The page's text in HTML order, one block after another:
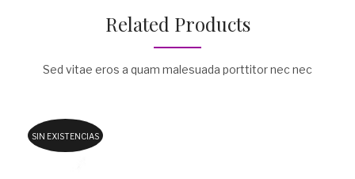
Related Products
Sed vitae eros a quam malesuada porttitor nec nec
SIN EXISTENCIAS